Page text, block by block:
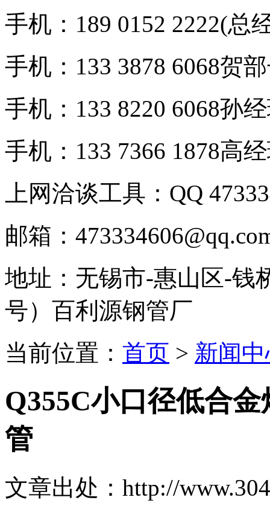
手机：189 0152 2222(总
手机：133 3878 6068贺
手机：133 8220 6068孙
手机：133 7366 1878高
上网洽谈工具：QQ
邮箱：
地址：无锡市-惠山区-钱
号）百利源钢管厂
当前位置： 首页 > 新闻
Q355C小口径低合
管
文章出处：http://